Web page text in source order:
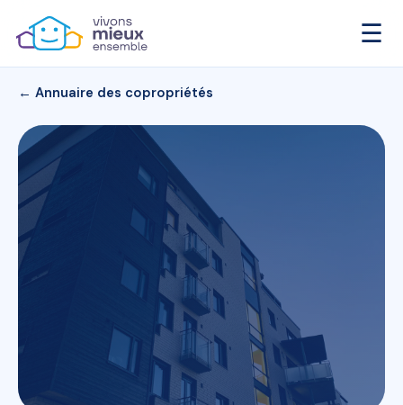
☰
← Annuaire des copropriétés